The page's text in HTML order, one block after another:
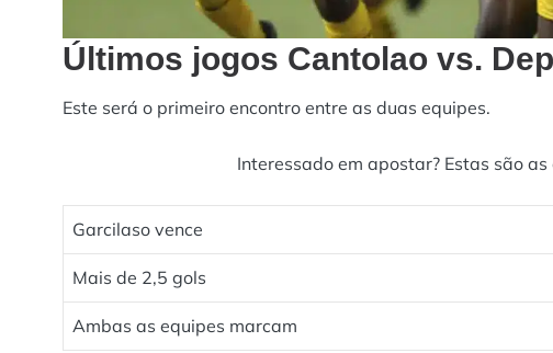
Últimos jogos Cantolao vs.
Este será o primeiro encontro entre as duas equipes.
Interessado em apostar? Estas são
Garcilaso vence
Mais de 2,5 gols
Ambas as equipes marcam